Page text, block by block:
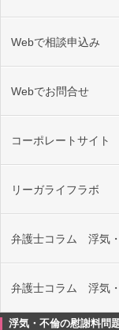
Webで相談申込み
Webでお問合せ
コーポレートサイト
リーガライフラボ
弁護士コラム 浮気
弁護士コラム 浮気
浮気・不倫の慰謝料問